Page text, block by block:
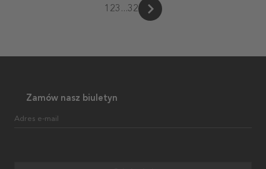
1 23 ...32
Zamów nasz biuletyn
Adres e-mail